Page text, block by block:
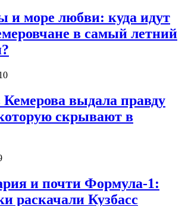
и море любви: куда идут
в самый летний
Кемерова выдала правду
скрывают в
и почти Формула-1:
раскачали Кузбасс